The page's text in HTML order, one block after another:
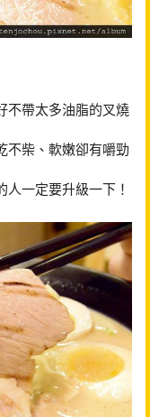
不帶太多油脂的叉燒
不柴、軟嫩卻有嚼勁
一定要升級一下！